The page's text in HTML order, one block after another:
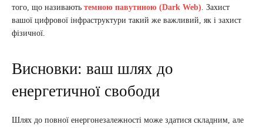
того, що називають темною павутиною (Dark Web). Захист
вашої цифрової інфраструктури такий же важливий, як і захист
фізичної.
Висновки: ваш шлях до
енергетичної свободи
Шлях до повної енергонезалежності може здатися складним, але